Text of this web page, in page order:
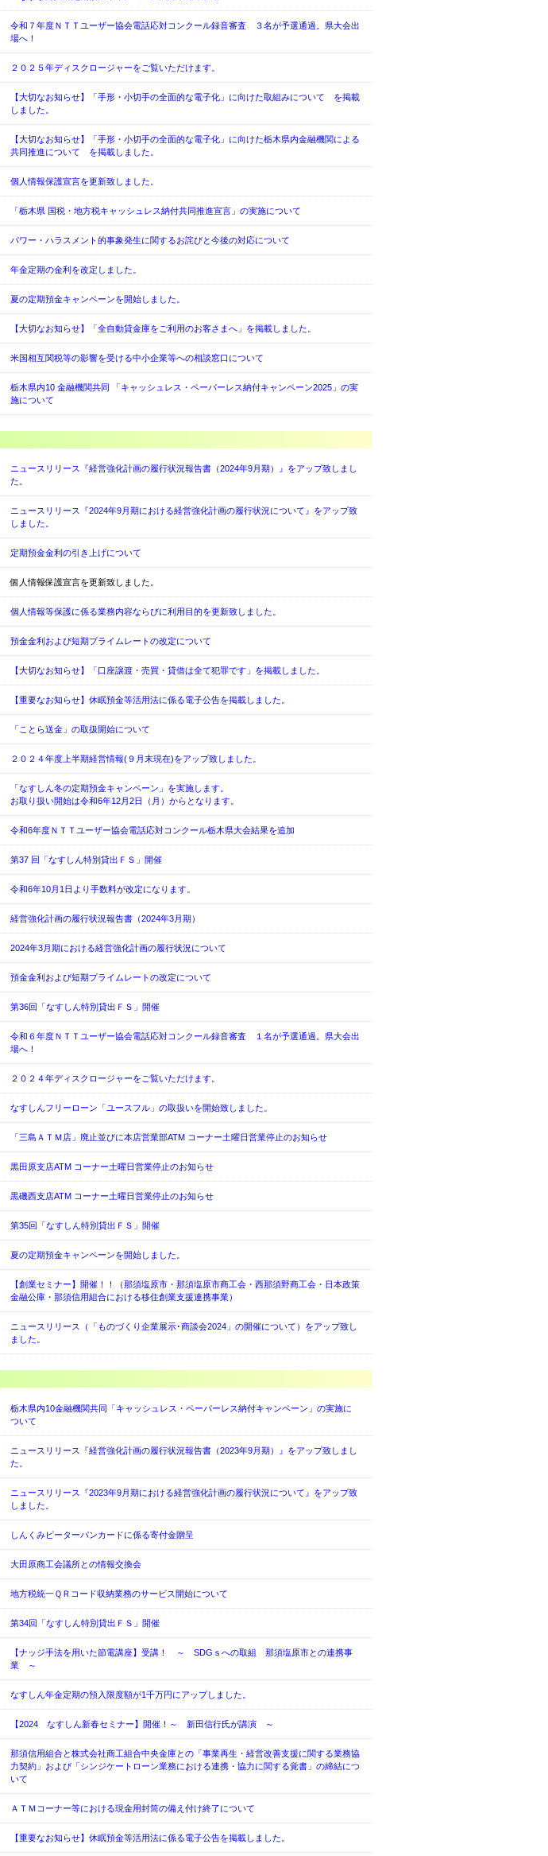
令和７年度ＮＴＴユーザー協会電話応対コンクール録音審査 ３名が予選通過。県大会出
場へ！
２０２５年ディスクロージャーをご覧いただけます。
【大切なお知らせ】「手形・小切手の全面的な電子化」に向けた取組みについて を掲載
しました。
【大切なお知らせ】「手形・小切手の全面的な電子化」に向けた栃木県内金融機関による
共同推進について を掲載しました。
個人情報保護宣言を更新致しました。
「栃木県 国税・地方税キャッシュレス納付共同推進宣言」の実施について
パワー・ハラスメント的事象発生に関するお詫びと今後の対応について
年金定期の金利を改定しました。
夏の定期預金キャンペーンを開始しました。
【大切なお知らせ】「全自動貸金庫をご利用のお客さまへ」を掲載しました。
米国相互関税等の影響を受ける中小企業等への相談窓口について
栃木県内10 金融機関共同 「キャッシュレス・ペーパーレス納付キャンペーン2025」の実
施について
ニュースリリース『経営強化計画の履行状況報告書（2024年9月期）』をアップ致しまし
た。
ニュースリリース『2024年9月期における経営強化計画の履行状況について』をアップ致
しました。
定期預金金利の引き上げについて
個人情報保護宣言を更新致しました。
個人情報等保護に係る業務内容ならびに利用目的を更新致しました。
預金金利および短期プライムレートの改定について
【大切なお知らせ】「口座譲渡・売買・貸借は全て犯罪です」を掲載しました。
【重要なお知らせ】休眠預金等活用法に係る電子公告を掲載しました。
「ことら送金」の取扱開始について
２０２４年度上半期経営情報(９月末現在)をアップ致しました。
「なすしん冬の定期預金キャンペーン」を実施します。
お取り扱い開始は令和6年12月2日（月）からとなります。
令和6年度ＮＴＴユーザー協会電話応対コンクール栃木県大会結果を追加
第37 回「なすしん特別貸出ＦＳ」開催
令和6年10月1日より手数料が改定になります。
経営強化計画の履行状況報告書（2024年3月期）
2024年3月期における経営強化計画の履行状況について
預金金利および短期プライムレートの改定について
第36回「なすしん特別貸出ＦＳ」開催
令和６年度ＮＴＴユーザー協会電話応対コンクール録音審査 １名が予選通過。県大会出
場へ！
２０２４年ディスクロージャーをご覧いただけます。
なすしんフリーローン「ユースフル」の取扱いを開始致しました。
「三島ＡＴＭ店」廃止並びに本店営業部ATM コーナー土曜日営業停止のお知らせ
黒田原支店ATM コーナー土曜日営業停止のお知らせ
黒磯西支店ATM コーナー土曜日営業停止のお知らせ
第35回「なすしん特別貸出ＦＳ」開催
夏の定期預金キャンペーンを開始しました。
【創業セミナー】開催！！（那須塩原市・那須塩原市商工会・西那須野商工会・日本政策
金融公庫・那須信用組合における移住創業支援連携事業）
ニュースリリース（「ものづくり企業展示･商談会2024」の開催について）をアップ致し
ました。
栃木県内10金融機関共同「キャッシュレス・ペーパーレス納付キャンペーン」の実施に
ついて
ニュースリリース『経営強化計画の履行状況報告書（2023年9月期）』をアップ致しまし
た。
ニュースリリース『2023年9月期における経営強化計画の履行状況について』をアップ致
しました。
しんくみピーターパンカードに係る寄付金贈呈
大田原商工会議所との情報交換会
地方税統一ＱＲコード収納業務のサービス開始について
第34回「なすしん特別貸出ＦＳ」開催
【ナッジ手法を用いた節電講座】受講！ ～ SDGｓへの取組 那須塩原市との連携事
業 ～
なすしん年金定期の預入限度額が1千万円にアップしました。
【2024 なすしん新春セミナー】開催！～ 新田信行氏が講演 ～
那須信用組合と株式会社商工組合中央金庫との「事業再生・経営改善支援に関する業務協
力契約」および「シンジケートローン業務における連携・協力に関する覚書」の締結につ
いて
ＡＴＭコーナー等における現金用封筒の備え付け終了について
【重要なお知らせ】休眠預金等活用法に係る電子公告を掲載しました。